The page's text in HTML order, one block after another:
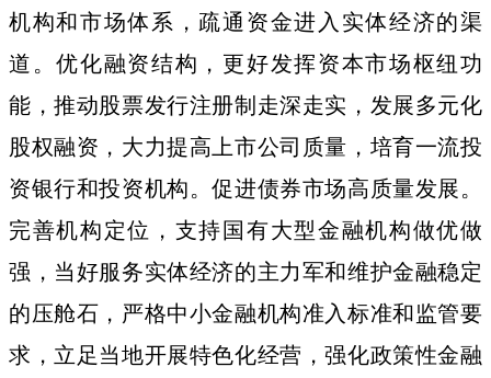
机构和市场体系，疏通资金进入实体经济的渠
道。优化融资结构，更好发挥资本市场枢纽功
能，推动股票发行注册制走深走实，发展多元化
股权融资，大力提高上市公司质量，培育一流投
资银行和投资机构。促进债券市场高质量发展。
完善机构定位，支持国有大型金融机构做优做
强，当好服务实体经济的主力军和维护金融稳定
的压舱石，严格中小金融机构准入标准和监管要
求，立足当地开展特色化经营，强化政策性金融